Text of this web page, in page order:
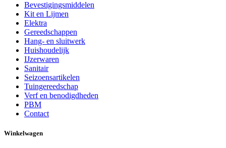
Bevestigingsmiddelen
Kit en Lijmen
Elektra
Gereedschappen
Hang- en sluitwerk
Huishoudelijk
IJzerwaren
Sanitair
Seizoensartikelen
Tuingereedschap
Verf en benodigdheden
PBM
Contact
Winkelwagen